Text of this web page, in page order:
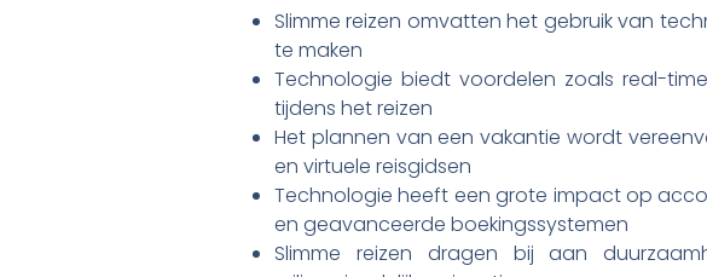
Slimme reizen omvatten het gebruik van
te maken
Technologie biedt voordelen zoals real-
tijdens het reizen
Het plannen van een vakantie wordt
en virtuele reisgidsen
Technologie heeft een grote impact op
en geavanceerde boekingssystemen
Slimme reizen dragen bij aan